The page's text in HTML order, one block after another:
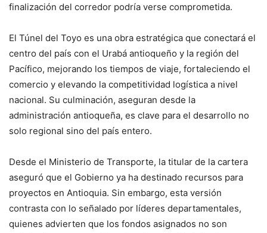
finalización del corredor podría verse comprometida.
El Túnel del Toyo es una obra estratégica que conectará el
centro del país con el Urabá antioqueño y la región del
Pacífico, mejorando los tiempos de viaje, fortaleciendo el
comercio y elevando la competitividad logística a nivel
nacional. Su culminación, aseguran desde la
administración antioqueña, es clave para el desarrollo no
solo regional sino del país entero.
Desde el Ministerio de Transporte, la titular de la cartera
aseguró que el Gobierno ya ha destinado recursos para
proyectos en Antioquia. Sin embargo, esta versión
contrasta con lo señalado por líderes departamentales,
quienes advierten que los fondos asignados no son